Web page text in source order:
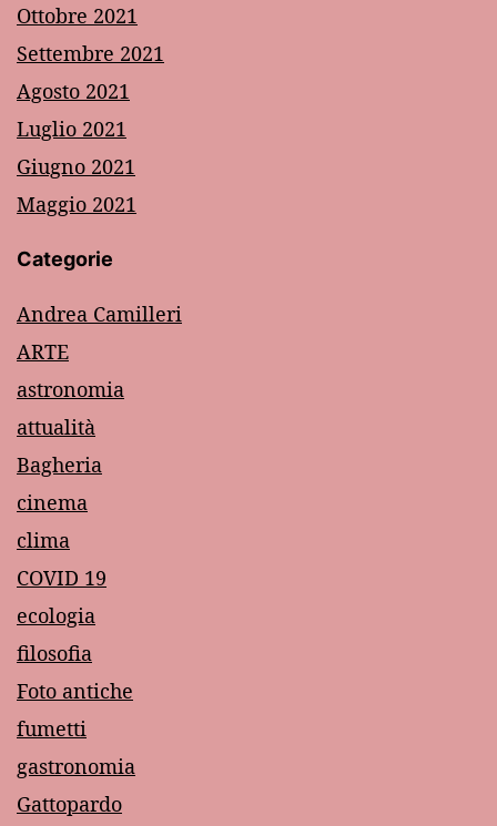
Ottobre 2021
Settembre 2021
Agosto 2021
Luglio 2021
Giugno 2021
Maggio 2021
Categorie
Andrea Camilleri
ARTE
astronomia
attualità
Bagheria
cinema
clima
COVID 19
ecologia
filosofia
Foto antiche
fumetti
gastronomia
Gattopardo